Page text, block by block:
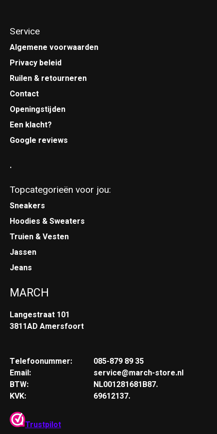
Service
Algemene voorwaarden
Privacy beleid
Ruilen & retourneren
Contact
Openingstijden
Een klacht?
Google reviews
.
Topcategorieën voor jou:
Sneakers
Hoodies & Sweaters
Truien & Vesten
Jassen
Jeans
MARCH
Langestraat 101
3811AD Amersfoort
Telefoonummer:
Email:
BTW:
KVK:
085-879 89 35
service@march-store.nl
NL001281681B87.
69612137.
Trustpilot